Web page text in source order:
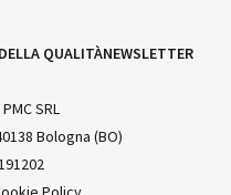
QUALITÀNEWSLETTER
SRL
Bologna (BO)